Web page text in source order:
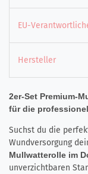
EU-
Hersteller
2er-Set Premium-
für die
Suchst du die
Wundversorgung
Mullwatterolle im
unverzichtbaren